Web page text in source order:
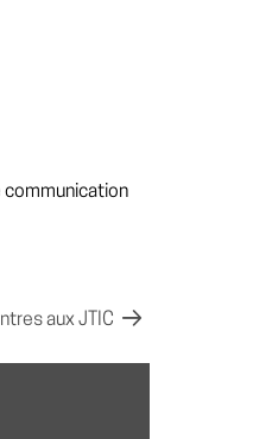
communication
aux JTIC